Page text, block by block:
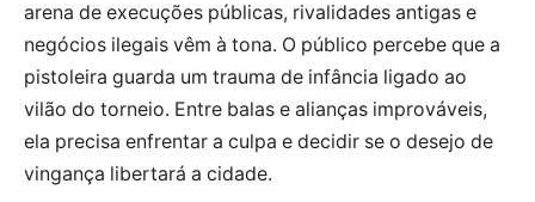
arena de execuções públicas, rivalidades antigas e
negócios ilegais vêm à tona. O público percebe que a
pistoleira guarda um trauma de infância ligado ao
vilão do torneio. Entre balas e alianças improváveis,
ela precisa enfrentar a culpa e decidir se o desejo de
vingança libertará a cidade.